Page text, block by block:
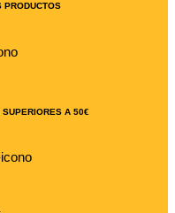
PRODUCTOS
SUPERIORES A 50€